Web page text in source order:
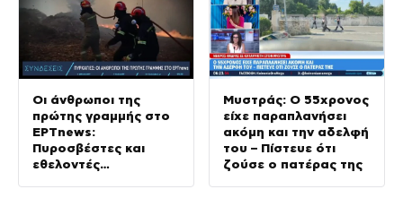
Οι άνθρωποι της
πρώτης γραμμής στο
ΕΡΤnews:
Πυροσβέστες και
εθελοντές
Μυστράς: Ο 55χρονος
είχε παραπλανήσει
ακόμη και την αδελφή
του – Πίστευε ότι
ζούσε ο πατέρας της